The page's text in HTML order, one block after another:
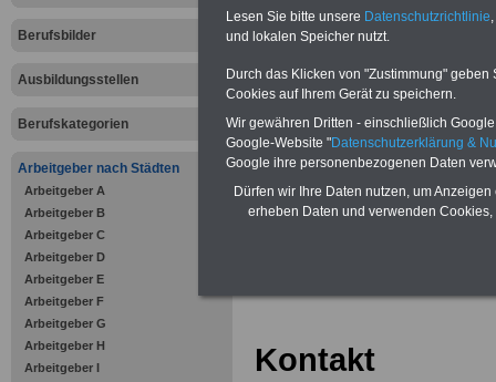
Berufsbilder
Ausbildungsstellen
Berufskategorien
Arbeitgeber nach Städten
Arbeitgeber A
Arbeitgeber B
Arbeitgeber C
Arbeitgeber D
Arbeitgeber E
Arbeitgeber F
Arbeitgeber G
Arbeitgeber H
Arbeitgeber I
Vorteile der Privaten
Krankenversicherung
zurück zur
Kontakt
Lesen Sie bitte unsere Datenschutzrichtlinie
und lokalen Speicher nutzt.
Durch das Klicken von "Zustimmung"
Cookies auf Ihrem Gerät zu speichern.
Wir gewähren Dritten - einschließlich
Google-Website "Datenschutzerklärung &
Google ihre personenbezogenen Daten
Dürfen wir Ihre Daten nutzen, um
erheben Daten und verwenden